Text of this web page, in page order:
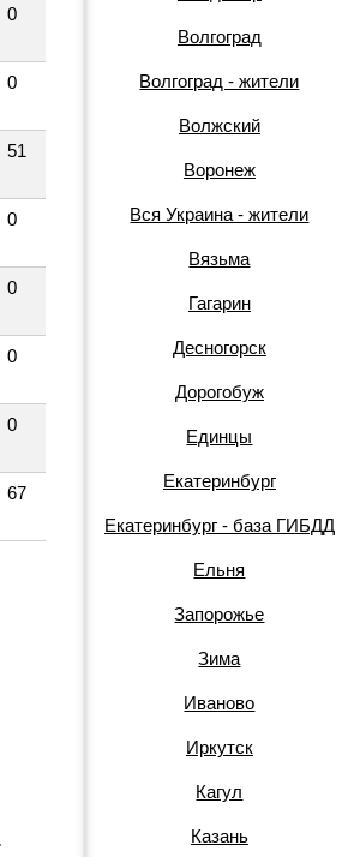
0
0
51
0
0
0
0
67
Волгоград
Волгоград - жители
Волжский
Воронеж
Вся Украина - жители
Вязьма
Гагарин
Десногорск
Дорогобуж
Единцы
Екатеринбург
Екатеринбург - база ГИБДД
Ельня
Запорожье
Зима
Иваново
Иркутск
Кагул
Казань